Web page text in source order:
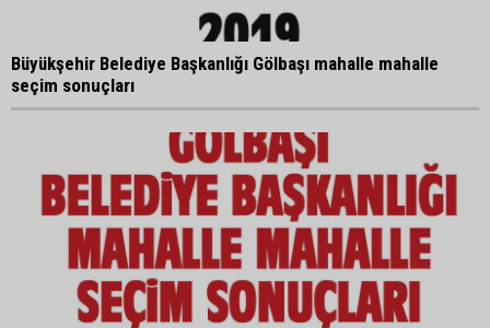
Büyükşehir Belediye Başkanlığı Gölbaşı mahalle mahalle
seçim sonuçları